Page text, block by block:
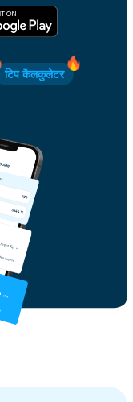
टिप कैलकुलेटर